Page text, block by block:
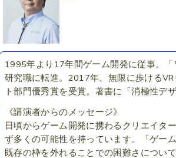
1995年より17年間ゲーム開発に従事。
研究職に転進。2017年、無限に歩ける
ト部門優秀賞を受賞。著書に「消極性デ
《講演者からのメッセージ》
日頃からゲーム開発に携わるクリエイタ
ず多くの可能性を持っています。「ゲー
既存の枠を外れることでの困難さについ